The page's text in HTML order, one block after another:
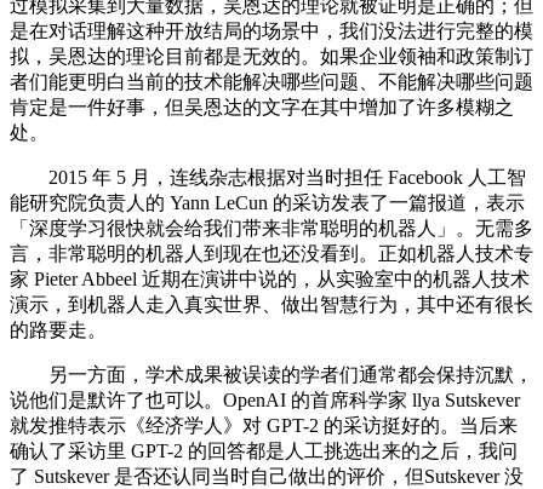
过模拟采集到大量数据，吴恩达的理论就被证明是正确的；但
是在对话理解这种开放结局的场景中，我们没法进行完整的模
拟，吴恩达的理论目前都是无效的。如果企业领袖和政策制订
者们能更明白当前的技术能解决哪些问题、不能解决哪些问题
肯定是一件好事，但吴恩达的文字在其中增加了许多模糊之
处。
2015 年 5 月，连线杂志根据对当时担任 Facebook 人工智
能研究院负责人的 Yann LeCun 的采访发表了一篇报道，表示
「深度学习很快就会给我们带来非常聪明的机器人」。无需多
言，非常聪明的机器人到现在也还没看到。正如机器人技术专
家 Pieter Abbeel 近期在演讲中说的，从实验室中的机器人技术
演示，到机器人走入真实世界、做出智慧行为，其中还有很长
的路要走。
另一方面，学术成果被误读的学者们通常都会保持沉默，
说他们是默许了也可以。OpenAI 的首席科学家 llya Sutskever
就发推特表示《经济学人》对 GPT-2 的采访挺好的。当后来
确认了采访里 GPT-2 的回答都是人工挑选出来的之后，我问
了 Sutskever 是否还认同当时自己做出的评价，但Sutskever 没